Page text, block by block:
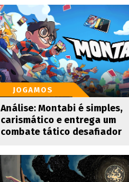
JOGAMOS
Análise: Montabi é simples,
carismático e entrega um
combate tático desafiador